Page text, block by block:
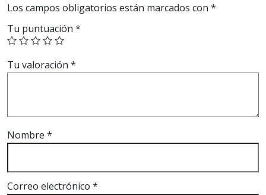
Los campos obligatorios están marcados con *
Tu puntuación *
Tu valoración *
Nombre *
Correo electrónico *